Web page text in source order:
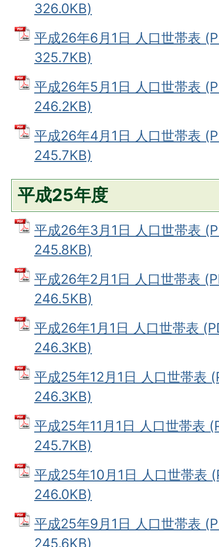
326.0KB)
平成26年6月1日 人口世帯表
325.7KB)
平成26年5月1日 人口世帯表
246.2KB)
平成26年4月1日 人口世帯表
245.7KB)
平成25年度
平成26年3月1日 人口世帯表
245.8KB)
平成26年2月1日 人口世帯表
246.5KB)
平成26年1月1日 人口世帯表
246.3KB)
平成25年12月1日 人口世帯表
246.3KB)
平成25年11月1日 人口世帯表
245.7KB)
平成25年10月1日 人口世帯表
246.0KB)
平成25年9月1日 人口世帯表
245.6KB)